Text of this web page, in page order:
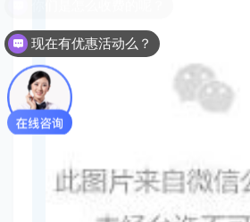
现在有优惠活动么？